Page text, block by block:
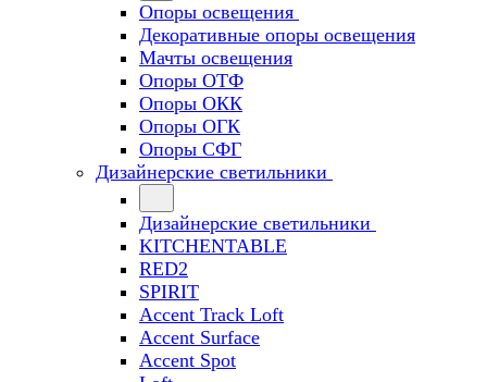
Опоры освещения
Декоративные опоры освещения
Мачты освещения
Опоры ОТФ
Опоры ОКК
Опоры ОГК
Опоры СФГ
Дизайнерские светильники
Дизайнерские светильники
KITCHENTABLE
RED2
SPIRIT
Accent Track Loft
Accent Surface
Accent Spot